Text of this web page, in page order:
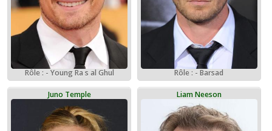
Rôle : - Young Ra s al Ghul Rôle : - Barsad
Juno Temple Liam Neeson